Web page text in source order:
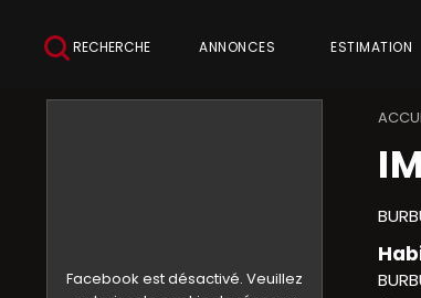
RECHERCHE ANNONCES ESTIMATION
Facebook est désactivé. Veuillez